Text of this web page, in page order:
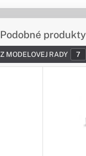
Podobné produkty
Z MODELOVEJ RADY 7